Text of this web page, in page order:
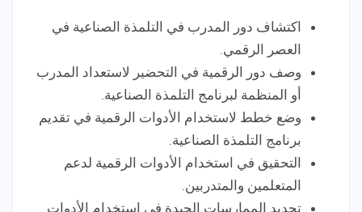
اكتشاف دور المدرب في التلمذة الصناعية في
العصر الرقمي.
وصف دور الرقمية في التحضير لاستعداد المدرب
أو المنظمة لبرنامج التلمذة الصناعية.
وضع خطط لاستخدام الأدوات الرقمية في تقديم
برنامج التلمذة الصناعية.
التحقيق في استخدام الأدوات الرقمية لدعم
المتعلمين والمتدربين.
تحديد الممارسات الجيدة في استخدام الأدوات